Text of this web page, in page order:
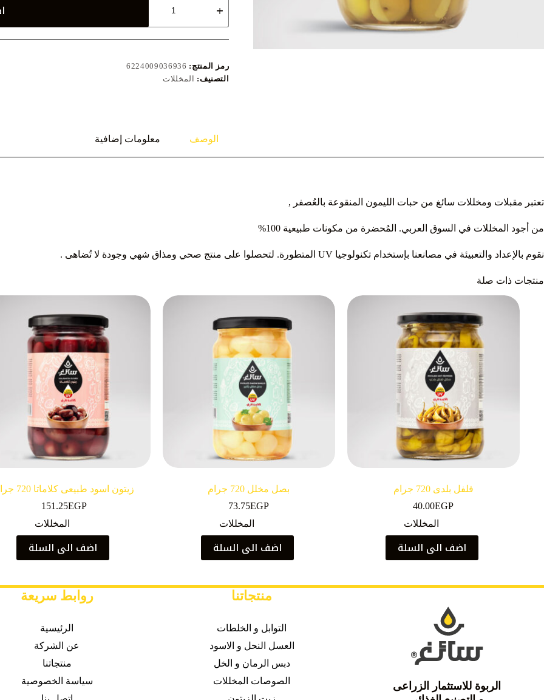
زيتون
جرام
رمز المنتج: 6224009036936
التصنيف:
المخللات
الوصف معلومات إضافية
تعتبر مقبلات ومخللات سائغ من حبات الليمون المنقوعة بالعُصفر ,
من أجود المخللات في السوق العربي. المُحضرة من مكونات طبيعية 100%
نقوم بالإعداد والتعبيئة في مصانعنا بإستخدام تكنولوجيا UV المتطورة. لتحصلوا على منتج صحي ومذاق شهي وجودة لا تُضاهى .
منتجات ذات صلة
فلفل بلدى 720 جرام
40.00EGP
المخللات
اضف الى السلة
بصل مخلل 720 جرام
73.75EGP
المخللات
اضف الى السلة
زيتون اسود طبيعى كلاماتا 720 جرام
151.25EGP
المخللات
اضف الى السلة
الربوة للاستثمار الزراعى
منتجاتنا
التوابل و الخلطات
العسل النحل و الاسود
دبس الرمان و الخل
الصوصات المخللات
روابط سريعة
الرئيسية
عن الشركة
منتجاتنا
سياسة الخصوصية